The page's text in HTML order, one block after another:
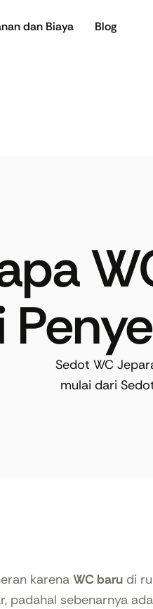
dan Biaya Blog
Sedot WC
mulai dari
karena WC baru di
padahal sebenarnya